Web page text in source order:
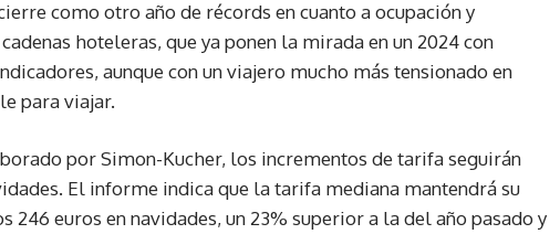
como otro año de récords en cuanto a ocupación y
hoteleras, que ya ponen la mirada en un 2024 con
aunque con un viajero mucho más tensionado en
para viajar.
por Simon-Kucher, los incrementos de tarifa seguirán
El informe indica que la tarifa mediana mantendrá su
246 euros en navidades, un 23% superior a la del año pasado y